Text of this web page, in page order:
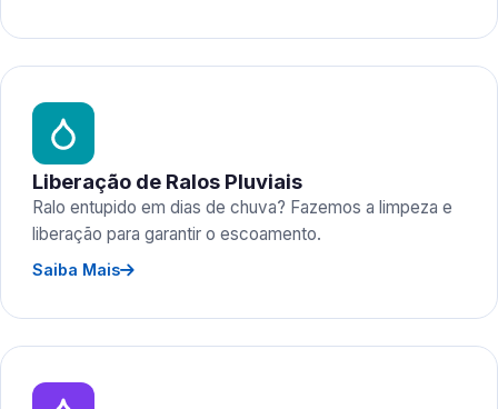
Liberação de Ralos Pluviais
Ralo entupido em dias de chuva? Fazemos a limpeza e
liberação para garantir o escoamento.
Saiba Mais